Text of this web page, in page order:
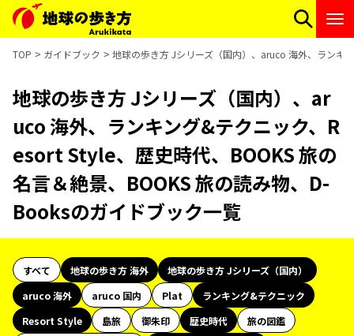
TOP ガイドブック 地球の歩き方 Jシリーズ（国内）、aruco 海外、ランキ
地球の歩き方 Jシリーズ（国内）、ar
uco 海外、ランキング&テクニック、R
esort Style、歴史時代、BOOKS 旅の
名言＆絶景、BOOKS 旅の読み物、D-
Booksのガイドブック一覧
すべて 地球の歩き方 海外
地球の歩き方 Jシリーズ（国内）
aruco 海外
aruco 国内 Plat
ランキング&テクニック
Resort Style
島旅 御朱印 歴史時代
旅の図鑑